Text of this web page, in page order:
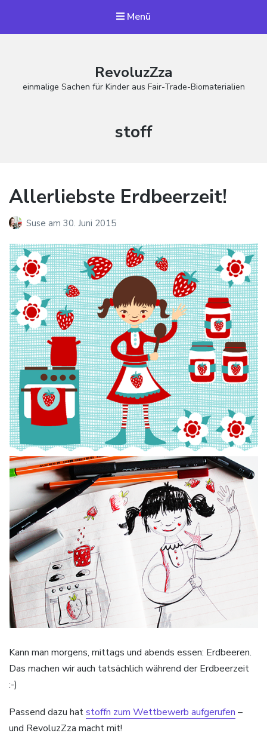
Menü
RevoluzZza
einmalige Sachen für Kinder aus Fair-Trade-Biomaterialien
Schlagwort:
stoff
Allerliebste Erdbeerzeit!
Suse am 30. Juni 2015
Kann man morgens, mittags und abends essen: Erdbeeren.
Das machen wir auch tatsächlich während der Erdbeerzeit
:-)
Passend dazu hatstoffn zum Wettbewerb aufgerufen –
und RevoluzZza macht mit!